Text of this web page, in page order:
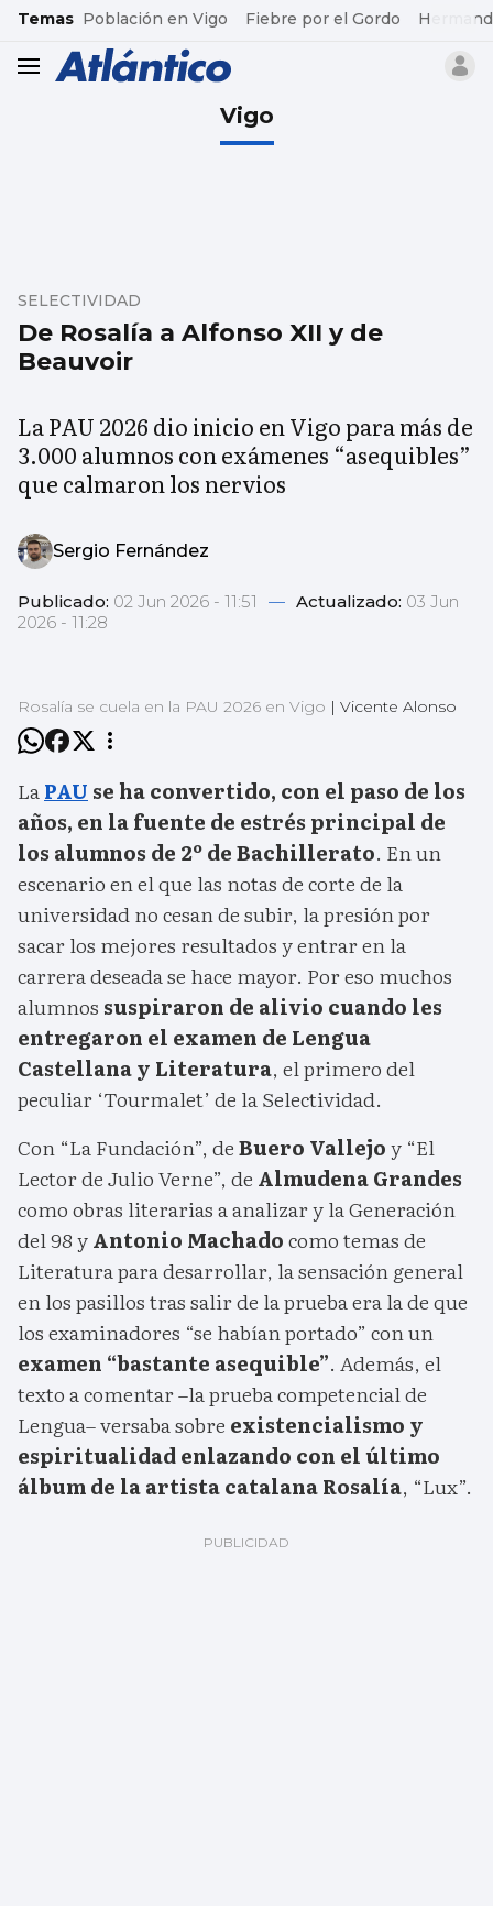
common.go-to-content
Temas Población en Vigo Fiebre por el Gordo
header.menu.open
Vigo
De Rosalía a Alfonso XII y de
Beauvoir
SELECTIVIDAD
La PAU 2026 dio inicio en Vigo para más de
3.000 alumnos con exámenes “asequibles”
que calmaron los nervios
Sergio Fernández
Publicado: 02 Jun 2026 - 11:51 — Actualizado: 03 Jun
2026 - 11:28
Rosalía se cuela en la PAU 2026 en Vigo | Vicente Alonso
LaPAU se ha convertido, con el paso de los
años, en la fuente de estrés principal de
los alumnos de 2º de Bachillerato. En un
escenario en el que las notas de corte de la
universidad no cesan de subir, la presión por
sacar los mejores resultados y entrar en la
carrera deseada se hace mayor. Por eso muchos
alumnos suspiraron de alivio cuando les
entregaron el examen de Lengua
Castellana y Literatura, el primero del
peculiar ‘Tourmalet’ de la Selectividad.
Con “La Fundación”, deBuero Vallejoy “El
Lector de Julio Verne”, de Almudena Grandes
como obras literarias a analizar y la Generación
del 98 yAntonio Machadocomo temas de
Literatura para desarrollar, la sensación general
en los pasillos tras salir de la prueba era la de que
los examinadores “se habían portado” con un
examen “bastante asequible”. Además, el
texto a comentar –la prueba competencial de
Lengua– versaba sobre existencialismo y
espiritualidad enlazando con el último
álbum de la artista catalana Rosalía, “Lux”.